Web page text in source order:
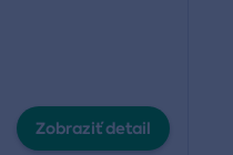
Zobraziť detail